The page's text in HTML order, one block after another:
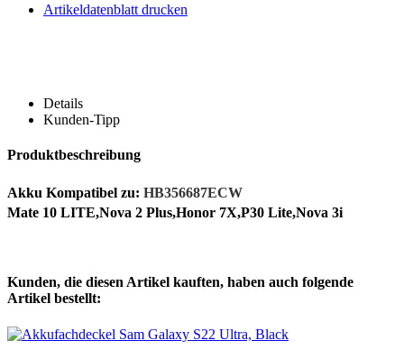
Artikeldatenblatt drucken
Details
Kunden-Tipp
Produktbeschreibung
Akku Kompatibel zu: HB356687ECW
Mate 10 LITE,Nova 2 Plus,Honor 7X,P30 Lite,Nova 3i
Kunden, die diesen Artikel kauften, haben auch folgende
Artikel bestellt: